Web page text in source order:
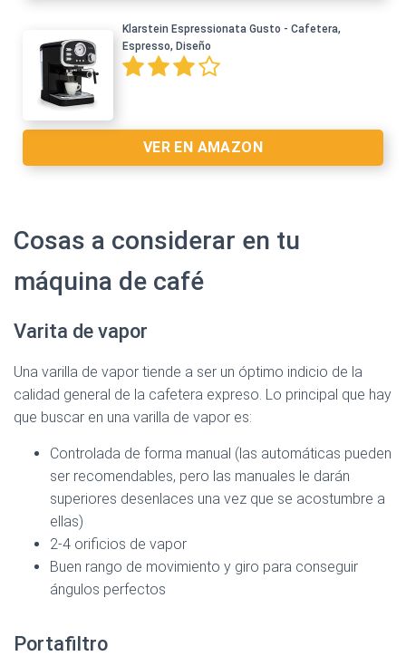
Klarstein Espressionata Gusto - Cafetera,
Espresso, Diseño
VER EN AMAZON
Ver en Amazon >
Cosas a considerar en tu
máquina de café
Varita de vapor
Una varilla de vapor tiende a ser un óptimo indicio de la
calidad general de la cafetera expreso. Lo principal que hay
que buscar en una varilla de vapor es:
Controlada de forma manual (las automáticas pueden
ser recomendables, pero las manuales le darán
superiores desenlaces una vez que se acostumbre a
ellas)
2-4 orificios de vapor
Buen rango de movimiento y giro para conseguir
ángulos perfectos
Portafiltro